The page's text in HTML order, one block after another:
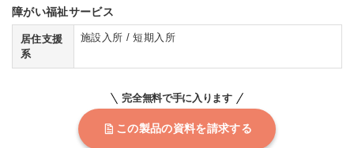
障がい福祉サービス
居住支援
系
施設入所 / 短期入所
完全無料で手に入ります
この製品の資料を請求する